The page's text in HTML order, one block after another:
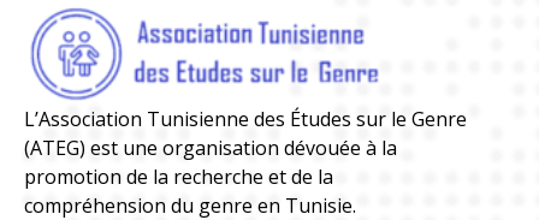
L’Association Tunisienne des Études sur le Genre
(ATEG) est une organisation dévouée à la
promotion de la recherche et de la
compréhension du genre en Tunisie.